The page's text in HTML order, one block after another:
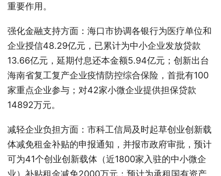
重要作用。
强化金融支持方面：海口市协调各银行为医疗单位和
企业授信48.29亿元，已累计为中小企业发放贷款
13.66亿元，延期付息还本金额5.94亿元；创新出台
海南省复工复产企业疫情防控综合保险，首批有100
家重点企业参与；对42家小微企业提供担保贷款
14892万元。
减轻企业负担方面：市科工信局及时起草创业创新载
体减免租金补贴的申报通知，并报市政府审批，预计
可为41个创业创新载体（近1800家入驻的中小微企
业）补贴租金减免2000万元；预计为承租国有资产